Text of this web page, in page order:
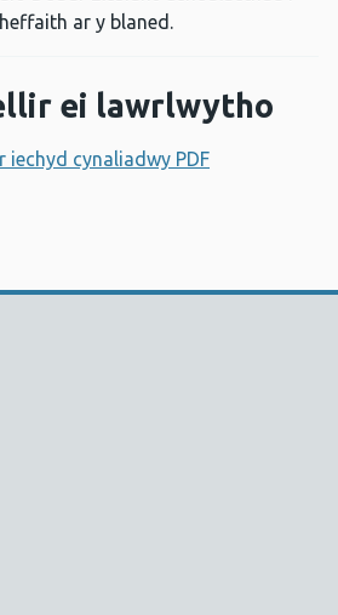
ar y blaned.
ei lawrlwytho
cynaliadwy PDF
Iechyd